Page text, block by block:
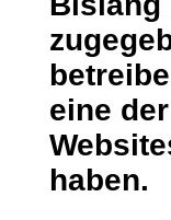
eine
haben.